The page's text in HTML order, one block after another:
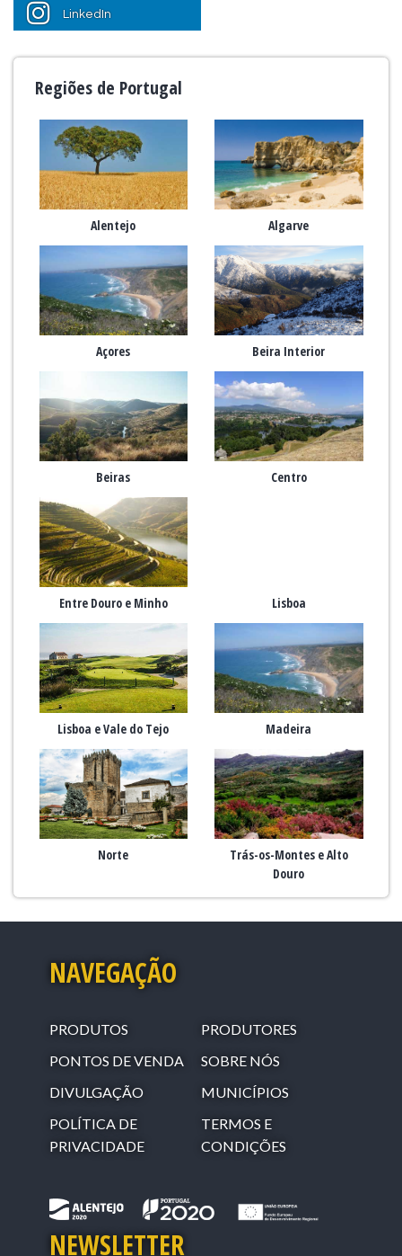
LinkedIn
Regiões de Portugal
Alentejo Algarve
Açores Beira Interior
Beiras Centro
Entre Douro e Minho Lisboa
Lisboa e Vale do Tejo Madeira
Norte
Trás-os-Montes e Alto
Douro
NAVEGAÇÃO
PRODUTOS
PRODUTORES
PONTOS DE VENDA
SOBRE NÓS
DIVULGAÇÃO
MUNICÍPIOS
POLÍTICA DE
PRIVACIDADE
TERMOS E
CONDIÇÕES
NEWSLETTER